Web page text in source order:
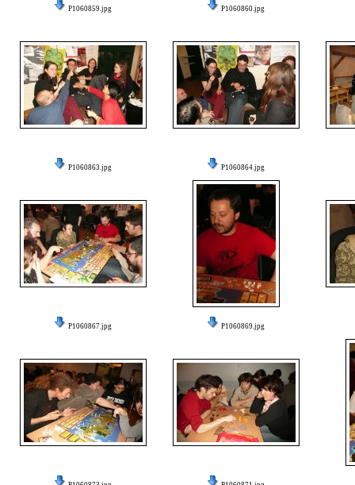
P1060859.jpg P1060860.jpg
P1060863.jpg P1060864.jpg
P1060867.jpg P1060869.jpg